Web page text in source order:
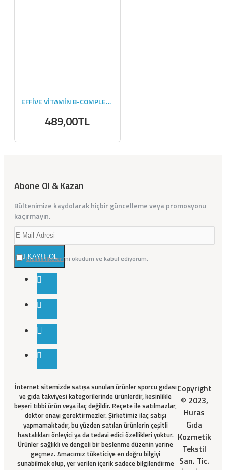
EFFİVE VİTAMİN B-COMPLEX - 60 TABLET
489,00TL
Abone Ol & Kazan
Bültenimize kaydolarak hiçbir güncelleme veya promosyonu
kaçırmayın.
KAYIT OL
Gizlilik İlkeleri'ni okudum ve kabul ediyorum.
İnternet sitemizde satışa sunulan ürünler sporcu gıdası
ve gıda takviyesi kategorilerinde ürünlerdir, kesinlikle
beşeri tıbbi ürün veya ilaç değildir. Reçete ile satılmazlar,
doktor onayı gerektirmezler. Şirketimiz ilaç satışı
yapmamaktadır, bu yüzden satılan ürünlerin çeşitli
hastalıkları önleyici ya da tedavi edici özellikleri yoktur.
Ürünler sağlıklı ve dengeli bir beslenme düzenin yerine
geçmez. Amacımız tüketiciye en doğru bilgiyi
sunabilmek olup, yer verilen içerik sadece bilgilendirme
Copyright
© 2023,
Huras
Gıda
Kozmetik
Tekstil
San. Tic.